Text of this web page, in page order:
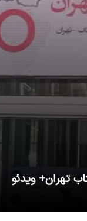
تهران+ ویدئو